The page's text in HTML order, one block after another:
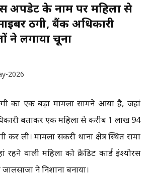
अपडेट के नाम पर महिला से
ठगी, बैंक अधिकारी
ने लगाया चूना
2026
का एक बड़ा मामला सामने आया है, जहां
बताकर एक महिला से करीब 1 लाख 94
ली। मामला सकरी थाना क्षेत्र स्थित रामा
वाली महिला को क्रेडिट कार्ड इंश्योरेंस
ने निशाना बनाया।